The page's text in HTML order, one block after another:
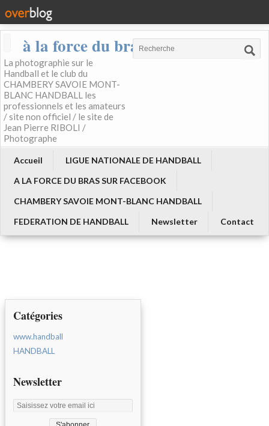
à la force du bras
La photographie sur le
Handball et le club du
CHAMBERY SAVOIE MONT-
BLANC HANDBALL les
professionnels et les amateurs
/ site non officiel / le site de
Jean Pierre RIBOLI /
Photographe
Accueil
LIGUE NATIONALE DE HANDBALL
A LA FORCE DU BRAS SUR FACEBOOK
CHAMBERY SAVOIE MONT-BLANC HANDBALL
FEDERATION DE HANDBALL
Newsletter Contact
Catégories
www.handball
HANDBALL
Newsletter